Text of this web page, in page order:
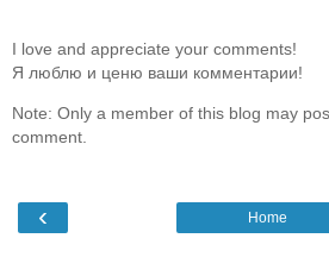
I love and appreciate your comments!
Я люблю и ценю ваши комментарии!
Note: Only a member of this blog may
comment.
‹ Home